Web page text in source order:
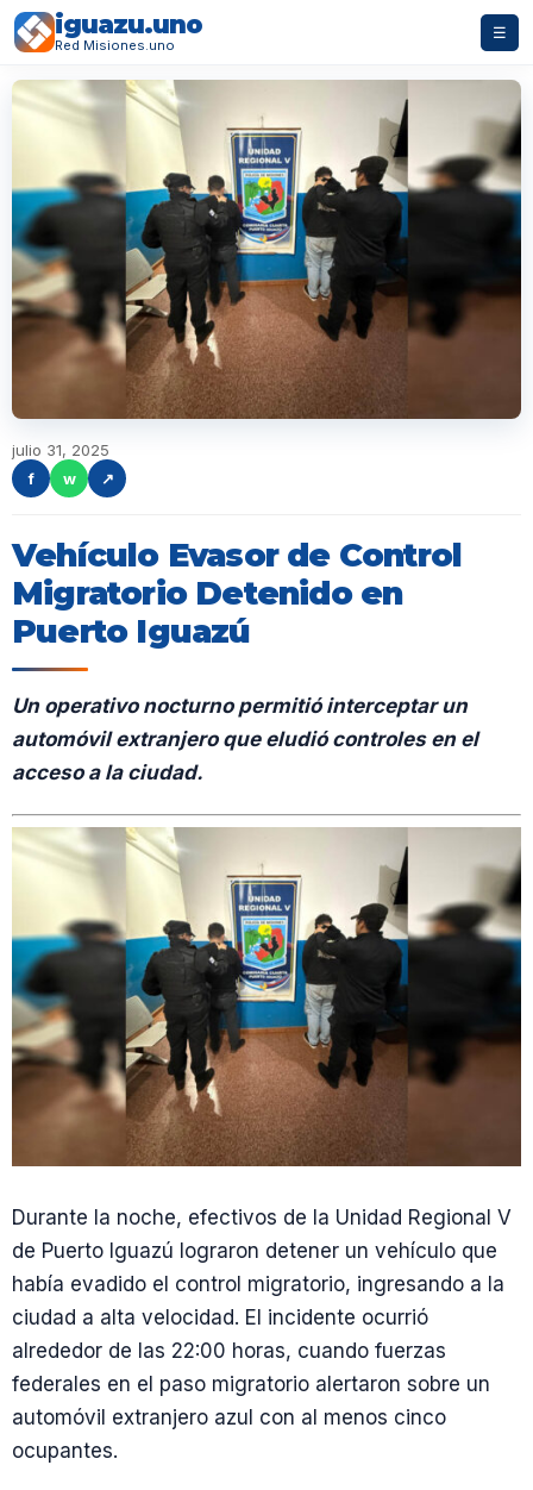
iguazu.uno
Red Misiones.uno
☰
julio 31, 2025
f
w ↗
Vehículo Evasor de Control
Migratorio Detenido en
Puerto Iguazú
Un operativo nocturno permitió interceptar un
automóvil extranjero que eludió controles en el
acceso a la ciudad.
Durante la noche, efectivos de la Unidad Regional V
de Puerto Iguazú lograron detener un vehículo que
había evadido el control migratorio, ingresando a la
ciudad a alta velocidad. El incidente ocurrió
alrededor de las 22:00 horas, cuando fuerzas
federales en el paso migratorio alertaron sobre un
automóvil extranjero azul con al menos cinco
ocupantes.